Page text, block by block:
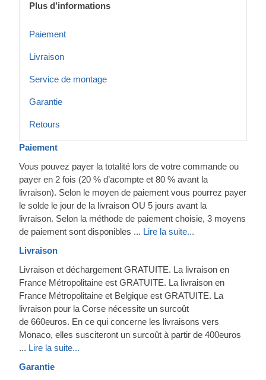
Plus d’informations
Paiement
Livraison
Service de montage
Garantie
Retours
Paiement
Vous pouvez payer la totalité lors de votre commande ou
payer en 2 fois (20 % d’acompte et 80 % avant la
livraison). Selon le moyen de paiement vous pourrez payer
le solde le jour de la livraison OU 5 jours avant la
livraison. Selon la méthode de paiement choisie, 3 moyens
de paiement sont disponibles ... Lire la suite...
Livraison
Livraison et déchargement GRATUITE. La livraison en
France Métropolitaine est GRATUITE. La livraison en
France Métropolitaine et Belgique est GRATUITE. La
livraison pour la Corse nécessite un surcoût
de 660euros. En ce qui concerne les livraisons vers
Monaco, elles susciteront un surcoût à partir de 400euros
... Lire la suite...
Garantie